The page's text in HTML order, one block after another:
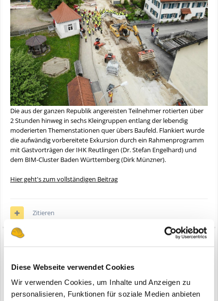
Diese Webseite verwendet Cookies
Wir verwenden Cookies, um Inhalte und Anzeigen zu
personalisieren, Funktionen für soziale Medien anbieten
Die aus der ganzen Republik angereisten Teilnehmer rotierten über
2 Stunden hinweg in sechs Kleingruppen entlang der lebendig
moderierten Themenstationen quer übers Baufeld. Flankiert wurde
die aufwändig vorbereitete Exkursion durch ein Rahmenprogramm
mit Gastvorträgen der IHK Reutlingen (Dr. Stefan Engelhard) und
dem BIM-Cluster Baden Württemberg (Dirk Münzner).
Hier geht's zum vollständigen Beitrag
Zitieren